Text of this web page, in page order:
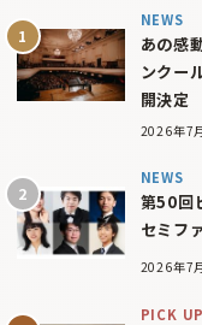
NEWS
あの感
ンクー
開決定
2026年7
NEWS
第50回
セミフ
2026年7
PICK UP